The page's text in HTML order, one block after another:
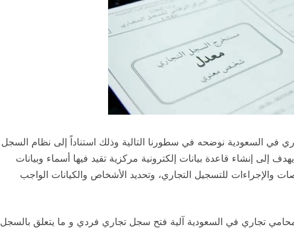
السعودية نوضحه في سطورنا التالية وذلك استناداً إلى نظام السجل
إلى إنشاء قاعدة بيانات إلكترونية مركزية تقيد فيها أسماء وبيانات
والإجراءات للتسجيل التجاري، وتحديد الأشخاص والكيانات الواجب
تجاري في السعودية آلية فتح سجل تجاري فردي و ما يتعلق بالسجل